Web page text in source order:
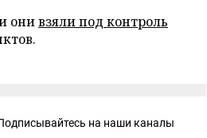
онивзяли под контроль
на наши каналы